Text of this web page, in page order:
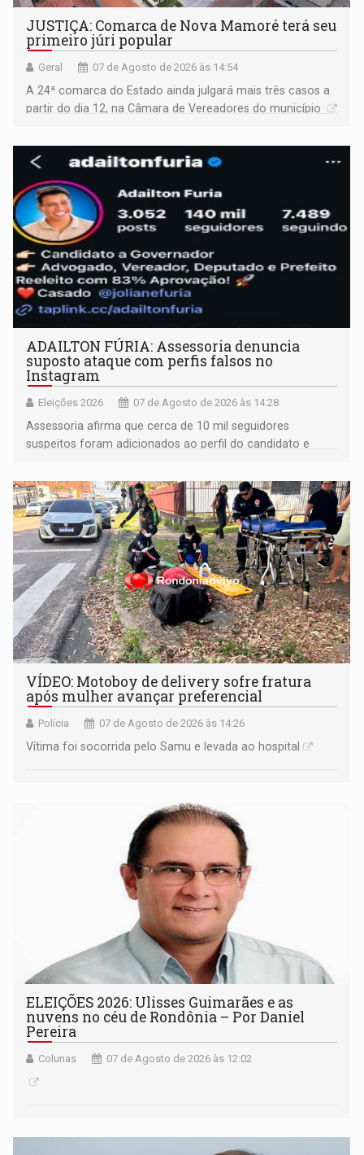
JUSTIÇA: Comarca de Nova Mamoré terá seu
primeiro júri popular
Geral 07 de Agosto de 2026 às 14:54
A 24ª comarca do Estado ainda julgará mais três casos a
partir do dia 12, na Câmara de Vereadores do município
ADAILTON FÚRIA: Assessoria denuncia
suposto ataque com perfis falsos no
Instagram
Eleições 2026 07 de Agosto de 2026 às 14:28
Assessoria afirma que cerca de 10 mil seguidores
suspeitos foram adicionados ao perfil do candidato e
remover as contas
VÍDEO: Motoboy de delivery sofre fratura
após mulher avançar preferencial
Polícia 07 de Agosto de 2026 às 14:26
Vítima foi socorrida pelo Samu e levada ao hospital
ELEIÇÕES 2026: Ulisses Guimarães e as
nuvens no céu de Rondônia – Por Daniel
Pereira
Colunas 07 de Agosto de 2026 às 12:02